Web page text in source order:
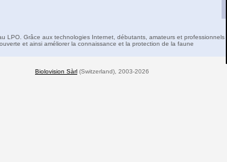
LPO. Grâce aux technologies Internet, débutants, amateurs et professionnels
et ainsi améliorer la connaissance et la protection de la faune
Biolovision Sàrl (Switzerland), 2003-2026